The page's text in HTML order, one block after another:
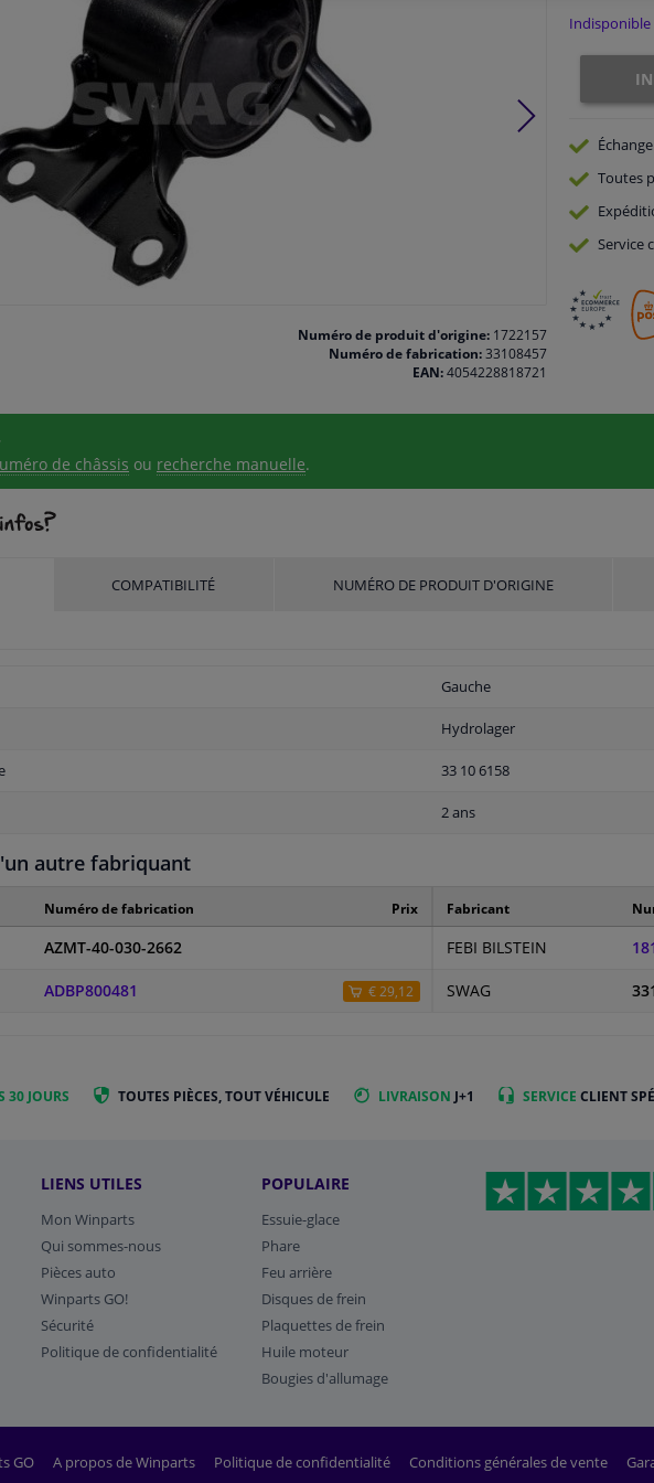
Numéro de produit d'origine:1722157
Numéro de fabrication:33108457
EAN:4054228818721
Indisponible
Toutes
Service
de châssis ou recherche manuelle.
COMPATIBILITÉ NUMÉRO DE PRODUIT D'ORIGINE
Gauche
Hydrolager
33 10 6158
2 ans
autre fabriquant
Numéro de fabrication Prix
AZMT-40-030-2662
ADBP800481 € 29,12
Fabricant
FEBI BILSTEIN
SWAG
30 JOURS TOUTES PIÈCES, TOUT VÉHICULE LIVRAISON J+1 SERVICE CLIENT
LIENS UTILES
Mon Winparts
Qui sommes-nous
Pièces auto
Winparts GO!
Sécurité
Politique de confidentialité
POPULAIRE
Essuie-glace
Phare
Feu arrière
Disques de frein
Plaquettes de frein
Huile moteur
Bougies d'allumage
GO A propos de Winparts Politique de confidentialité Conditions générales de vente